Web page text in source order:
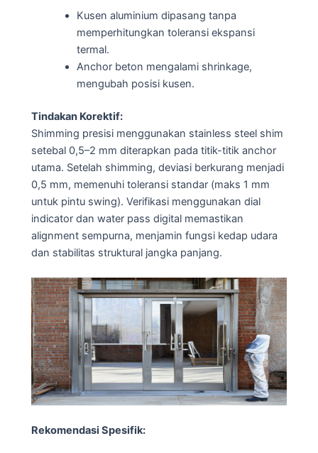
Kusen aluminium dipasang tanpa
memperhitungkan toleransi ekspansi
termal.
Anchor beton mengalami shrinkage,
mengubah posisi kusen.
Tindakan Korektif:
Shimming presisi menggunakan stainless steel shim
setebal 0,5–2 mm diterapkan pada titik-titik anchor
utama. Setelah shimming, deviasi berkurang menjadi
0,5 mm, memenuhi toleransi standar (maks 1 mm
untuk pintu swing). Verifikasi menggunakan dial
indicator dan water pass digital memastikan
alignment sempurna, menjamin fungsi kedap udara
dan stabilitas struktural jangka panjang.
Rekomendasi Spesifik: